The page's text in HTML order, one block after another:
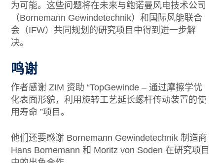
为可能。这些问题将在未来与鲍诺曼风电技术公司
（Bornemann Gewindetechnik）和国际风能联合
会（IFW）共同规划的研究项目中得到进一步解
决。
鸣谢
作者感谢 ZIM 资助 “TopGewinde – 通过摩擦学优
化表面形貌，利用旋转工艺延长螺杆传动装置的使
用寿命 ”项目。
他们还要感谢 Bornemann Gewindetechnik 制造商
Hans Bornemann 和 Moritz von Soden 在研究项目